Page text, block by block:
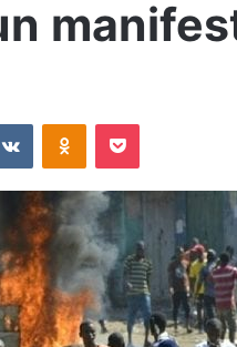
VKontakteOdnoklassniki
Pocket